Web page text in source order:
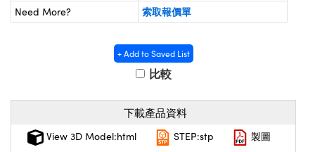
Components | SCHOTT 光學
Need More?
索取報價單
+ Add to Saved List
比較
下載產品資料
View 3D Model:html STEP:stp
製圖